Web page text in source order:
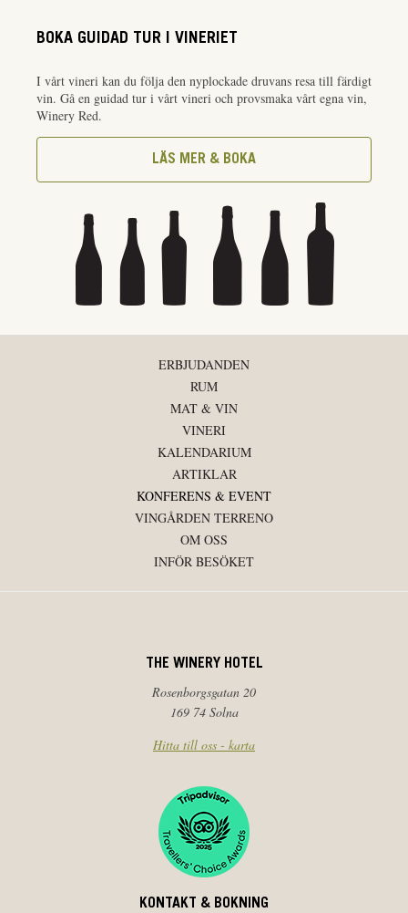
BOKA GUIDAD TUR I VINERIET
I vårt vineri kan du följa den nyplockade druvans resa till färdigt
vin. Gå en guidad tur i vårt vineri och provsmaka vårt egna vin,
Winery Red.
LÄS MER & BOKA
ERBJUDANDEN
RUM
MAT & VIN
VINERI
KALENDARIUM
ARTIKLAR
KONFERENS & EVENT
VINGÅRDEN TERRENO
OM OSS
INFÖR BESÖKET
THE WINERY HOTEL
Rosenborgsgatan 20
169 74 Solna
Hitta till oss - karta
KONTAKT & BOKNING